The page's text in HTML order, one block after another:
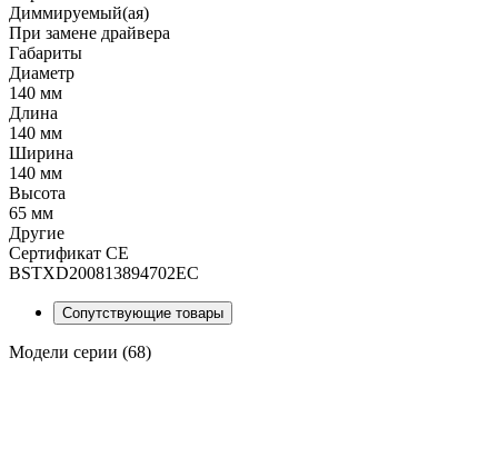
Диммируемый(ая)
При замене драйвера
Габариты
Диаметр
140 мм
Длина
140 мм
Ширина
140 мм
Высота
65 мм
Другие
Сертификат CE
BSTXD200813894702EC
Сопутствующие товары
Модели серии (68)